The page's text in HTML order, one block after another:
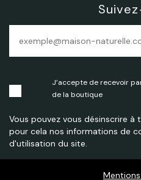
J’accepte de recevoir
de la boutique
Vous pouvez vous désinscrire
pour cela nos informations de
d'utilisation du site.